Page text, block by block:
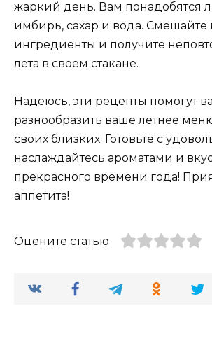
жаркий день. Вам понадобятся
имбирь, сахар и вода. Смешайте
ингредиенты и получите
лета в своем стакане.
Надеюсь, эти рецепты помогут
разнообразить ваше летнее
своих близких. Готовьте с
наслаждайтесь ароматами и
прекрасного времени года!
аппетита!
Оцените статью